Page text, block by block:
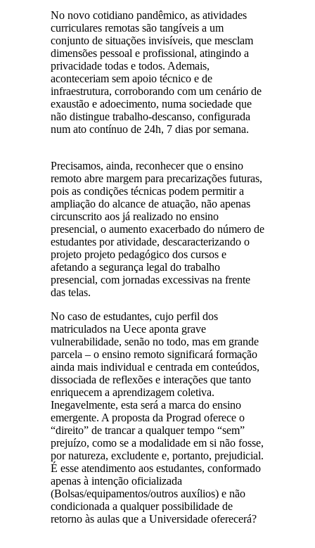
No novo cotidiano pandêmico, as atividades
curriculares remotas são tangíveis a um
conjunto de situações invisíveis, que mesclam
dimensões pessoal e profissional, atingindo a
privacidade todas e todos. Ademais,
aconteceriam sem apoio técnico e de
infraestrutura, corroborando com um cenário de
exaustão e adoecimento, numa sociedade que
não distingue trabalho-descanso, configurada
num ato contínuo de 24h, 7 dias por semana.
Precisamos, ainda, reconhecer que o ensino
remoto abre margem para precarizações futuras,
pois as condições técnicas podem permitir a
ampliação do alcance de atuação, não apenas
circunscrito aos já realizado no ensino
presencial, o aumento exacerbado do número de
estudantes por atividade, descaracterizando o
projeto projeto pedagógico dos cursos e
afetando a segurança legal do trabalho
presencial, com jornadas excessivas na frente
das telas.
No caso de estudantes, cujo perfil dos
matriculados na Uece aponta grave
vulnerabilidade, senão no todo, mas em grande
parcela – o ensino remoto significará formação
ainda mais individual e centrada em conteúdos,
dissociada de reflexões e interações que tanto
enriquecem a aprendizagem coletiva.
Inegavelmente, esta será a marca do ensino
emergente. A proposta da Prograd oferece o
“direito” de trancar a qualquer tempo “sem”
prejuízo, como se a modalidade em si não fosse,
por natureza, excludente e, portanto, prejudicial.
É esse atendimento aos estudantes, conformado
apenas à intenção oficializada
(Bolsas/equipamentos/outros auxílios) e não
condicionada a qualquer possibilidade de
retorno às aulas que a Universidade oferecerá?